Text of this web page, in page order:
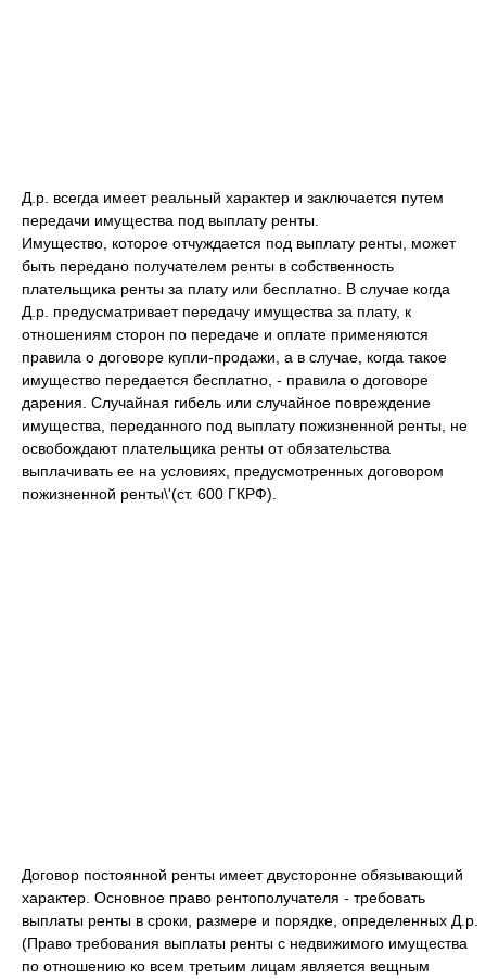
Д.р. всегда имеет реальный характер и заключается путем
передачи имущества под выплату ренты.
Имущество, которое отчуждается под выплату ренты, может
быть передано получателем ренты в собственность
плательщика ренты за плату или бесплатно. В случае когда
Д.р. предусматривает передачу имущества за плату, к
отношениям сторон по передаче и оплате применяются
правила о договоре купли-продажи, а в случае, когда такое
имущество передается бесплатно, - правила о договоре
дарения. Случайная гибель или случайное повреждение
имущества, переданного под выплату пожизненной ренты, не
освобождают плательщика ренты от обязательства
выплачивать ее на условиях, предусмотренных договором
пожизненной ренты\'(ст. 600 ГКРФ).
Договор постоянной ренты имеет двусторонне обязывающий
характер. Основное право рентополучателя - требовать
выплаты ренты в сроки, размере и порядке, определенных Д.р.
(Право требования выплаты ренты с недвижимого имущества
по отношению ко всем третьим лицам является вещным